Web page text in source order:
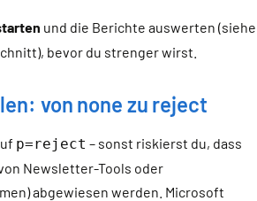
und die Berichte auswerten (siehe
bevor du strenger wirst.
von none zu reject
p=reject – sonst riskierst du, dass
Newsletter-Tools oder
abgewiesen werden. Microsoft